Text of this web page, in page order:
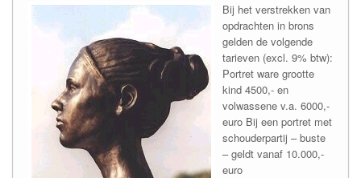
Bij het verstrekken van
opdrachten in brons
gelden de volgende
tarieven (excl. 9% btw):
Portret ware grootte
kind 4500,- en
volwassene v.a. 6000,-
euro Bij een portret met
schouderpartij – buste
– geldt vanaf 10.000,-
euro